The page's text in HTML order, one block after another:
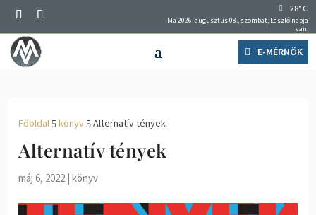
28° C
Ma 2026. augusztus 08., szombat, László napja
van.
E-MÉRNÖK
Főoldal 5 könyv 5 Alternatív tények
Alternatív tények
máj 6, 2022 |könyv